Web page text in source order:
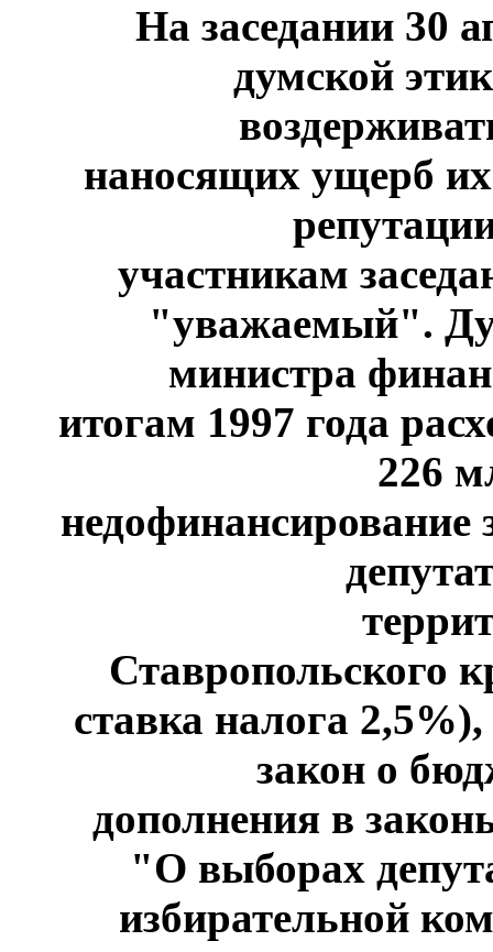
На заседании 30
думской
наносящих ущерб их
участникам
"уважаемый".
министра
итогам 1997 года
226
недофинансирование
Ставропольского
ставка налога
закон о
дополнения в
"О выборах
избирательной